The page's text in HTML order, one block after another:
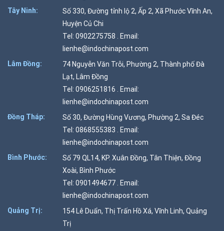
Tây Ninh:
Số 330, Đường tỉnh lộ 2, Ấp 2, Xã Phước Vĩnh An,
Huyện Củ Chi
Tel: 0902275758 . Email:
lienhe@indochinapost.com
Lâm Đồng:
74 Nguyễn Văn Trỗi, Phường 2, Thành phố Đà
Lạt, Lâm Đồng
Tel: 0906251816 . Email:
lienhe@indochinapost.com
Đồng Tháp:
Số 30, Đường Hùng Vương, Phường 2, Sa Đéc
Tel: 0868555383 . Email:
lienhe@indochinapost.com
Bình Phước:
Số 79 QL14, KP. Xuân Đồng, Tân Thiện, Đồng
Xoài, Bình Phước
Tel: 0901494677 . Email:
lienhe@indochinapost.com
Quảng Trị:
154 Lê Duẩn, Thị Trấn Hồ Xá, Vĩnh Linh, Quảng
Trị